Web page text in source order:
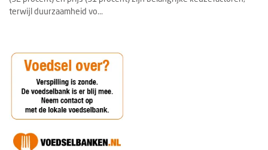
terwijl duurzaamheid vo...